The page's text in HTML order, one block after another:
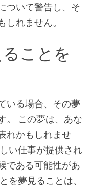
ついて警告し、そ
れません。
ことを
いる場合、その夢
。 この夢は、あな
れかもしれませ
い仕事が提供され
である可能性があ
を夢見ることは、